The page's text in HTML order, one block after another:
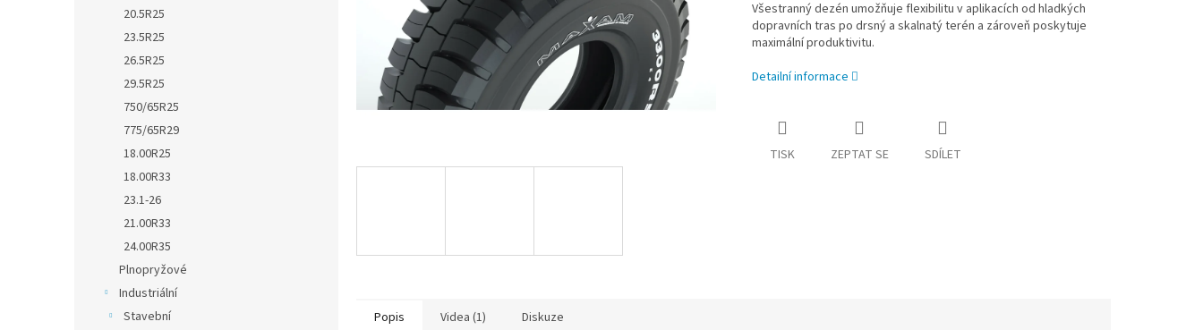
20.5R25
23.5R25
26.5R25
29.5R25
750/65R25
775/65R29
18.00R25
18.00R33
23.1-26
21.00R33
24.00R35
Plnopryžové
Industriální
Stavební
Všestranný dezén umožňuje flexibilitu v aplikacích od hladkých
dopravních tras po drsný a skalnatý terén a zároveň poskytuje
maximální produktivitu.
Detailní informace
TISK ZEPTAT SE SDÍLET
Popis Videa (1) Diskuze